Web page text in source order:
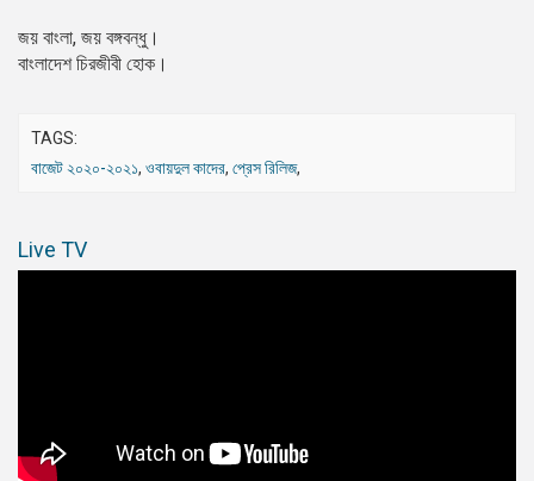
জয় বাংলা, জয় বঙ্গবন্ধু।
বাংলাদেশ চিরজীবী হোক।
TAGS:
বাজেট ২০২০-২০২১, ওবায়দুল কাদের, প্রেস রিলিজ,
Live TV